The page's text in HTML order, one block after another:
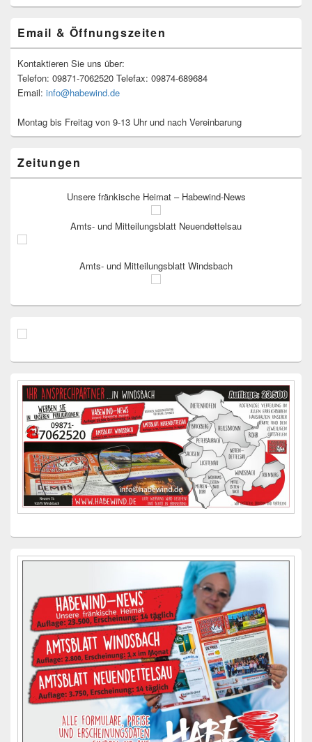
Email & Öffnungszeiten
Kontaktieren Sie uns über:
Telefon: 09871-7062520 Telefax: 09874-689684
Email: info@habewind.de
Montag bis Freitag von 9-13 Uhr und nach Vereinbarung
Zeitungen
Unsere fränkische Heimat – Habewind-News
Amts- und Mitteilungsblatt Neuendettelsau
Amts- und Mitteilungsblatt Windsbach